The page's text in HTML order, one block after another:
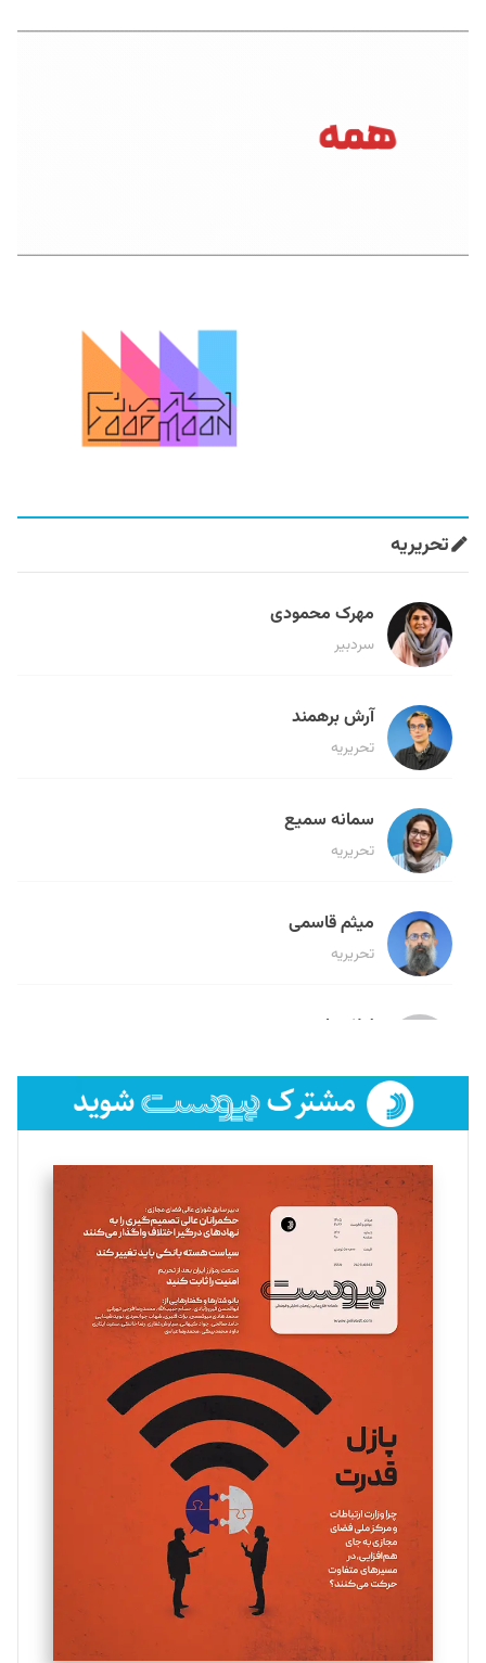
تحریریه
مهرک محمودی
سردبیر
آرش برهمند
تحریریه
سمانه سمیع
تحریریه
میثم قاسمی
تحریریه
لیلا حنارود
فائزه فتحی رستمی
تحریریه
سروش کرمیان
تحریریه
مینا پاکدل
یسنا امان‌پور
تحریریه
ملینا جعفری
تحریریه
مصطفی مسجدی آرانی